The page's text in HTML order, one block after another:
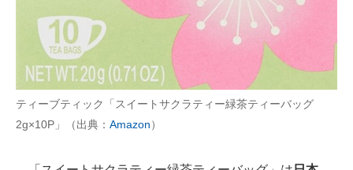
ティーブティック「スイートサクラティー緑茶ティーバッグ
2g×10P」（出典： Amazon）